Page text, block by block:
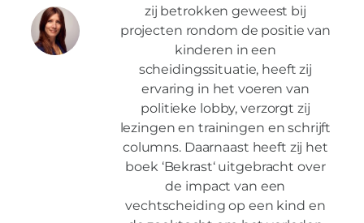
zij betrokken geweest bij
projecten rondom de positie van
kinderen in een
scheidingssituatie, heeft zij
ervaring in het voeren van
politieke lobby, verzorgt zij
lezingen en trainingen en schrijft
columns. Daarnaast heeft zij het
boek ‘Bekrast‘ uitgebracht over
de impact van een
vechtscheiding op een kind en